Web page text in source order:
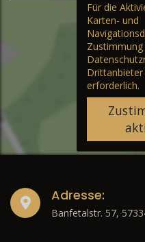
Für die
Karten- und
Zustimmung
Drittanbieter
erforderlich.
Adresse:
Banfetalstr. 57,